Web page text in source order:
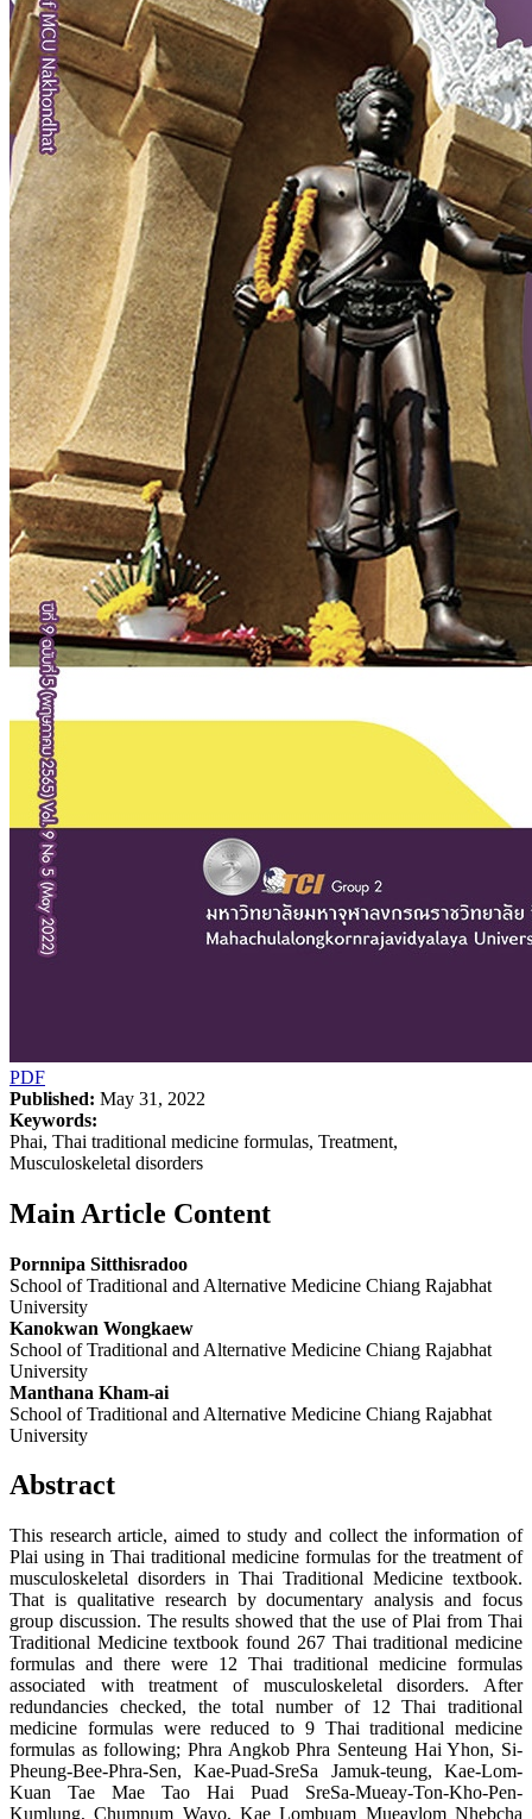
PDF
Published: May 31, 2022
Keywords:
Phai, Thai traditional medicine formulas, Treatment,
Musculoskeletal disorders
Main Article Content
Pornnipa Sitthisradoo
School of Traditional and Alternative Medicine Chiang Rajabhat
University
Kanokwan Wongkaew
School of Traditional and Alternative Medicine Chiang Rajabhat
University
Manthana Kham-ai
School of Traditional and Alternative Medicine Chiang Rajabhat
University
Abstract
This research article, aimed to study and collect the information of
Plai using in Thai traditional medicine formulas for the treatment of
musculoskeletal disorders in Thai Traditional Medicine textbook.
That is qualitative research by documentary analysis and focus
group discussion. The results showed that the use of Plai from Thai
Traditional Medicine textbook found 267 Thai traditional medicine
formulas and there were 12 Thai traditional medicine formulas
associated with treatment of musculoskeletal disorders. After
redundancies checked, the total number of 12 Thai traditional
medicine formulas were reduced to 9 Thai traditional medicine
formulas as following; Phra Angkob Phra Senteung Hai Yhon, Si-
Pheung-Bee-Phra-Sen, Kae-Puad-SreSa Jamuk-teung, Kae-Lom-
Kuan Tae Mae Tao Hai Puad SreSa-Mueay-Ton-Kho-Pen-
Kumlung, Chumnum Wayo, Kae Lombuam Mueaylom Nhebcha